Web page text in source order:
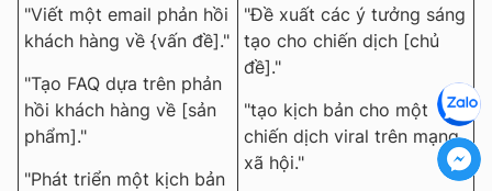
"Viết một email phản hồi
khách hàng về {vấn đề]."
"Tạo FAQ dựa trên phản
hồi khách hàng về [sản
phẩm]."
"Phát triển một kịch bản
"Đề xuất các ý tưởng sáng
tạo cho chiến dịch [chủ
đề]."
"tạo kịch bản cho một
chiến dịch viral trên mạng
xã hội."